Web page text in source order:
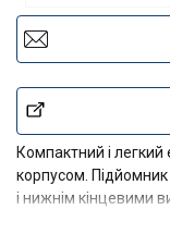
Компактний і
корпусом.
і нижнім кінцевими